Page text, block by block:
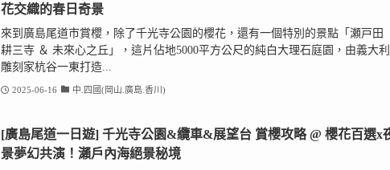
花交織的春日奇景
來到廣島尾道市賞櫻，除了千光寺公園的櫻花，還有一個特別的景點「瀬戸田
耕三寺 ＆ 未來心之丘」，這片佔地5000平方公尺的純白大理石庭園，由義大利
雕刻家杭谷一東打造...
2025-06-16 中.四國(岡山.廣島.香川)
[廣島尾道一日遊] 千光寺公園&纜車&展望台 賞櫻攻略 @ 櫻花百選x
景夢幻共演！瀨戶內海絕景秘境